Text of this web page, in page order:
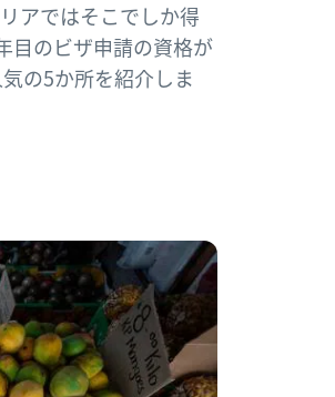
アではそこでしか得
目のビザ申請の資格が
の5か所を紹介しま